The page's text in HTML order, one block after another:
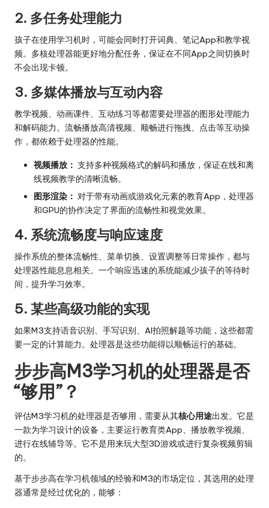
2. 多任务处理能力
孩子在使用学习机时，可能会同时打开词典、笔记App和教学视
频。多核处理器能更好地分配任务，保证在不同App之间切换时
不会出现卡顿。
3. 多媒体播放与互动内容
教学视频、动画课件、互动练习等都需要处理器的图形处理能力
和解码能力。流畅播放高清视频、顺畅进行拖拽、点击等互动操
作，都依赖于处理器的性能。
视频播放： 支持多种视频格式的解码和播放，保证在线和离
线视频教学的清晰流畅。
图形渲染： 对于带有动画或游戏化元素的教育App，处理器
和GPU的协作决定了界面的流畅性和视觉效果。
4. 系统流畅度与响应速度
操作系统的整体流畅性、菜单切换、设置调整等日常操作，都与
处理器性能息息相关。一个响应迅速的系统能减少孩子的等待时
间，提升学习效率。
5. 某些高级功能的实现
如果M3支持语音识别、手写识别、AI拍照解题等功能，这些都需
要一定的计算能力。处理器是这些功能得以顺畅运行的基础。
步步高M3学习机的处理器是否
“够用”？
评估M3学习机的处理器是否够用，需要从其核心用途出发。它是
一款为学习设计的设备，主要运行教育类App、播放教学视频、
进行在线辅导等。它不是用来玩大型3D游戏或进行复杂视频剪辑
的。
基于步步高在学习机领域的经验和M3的市场定位，其选用的处理
器通常是经过优化的，能够：